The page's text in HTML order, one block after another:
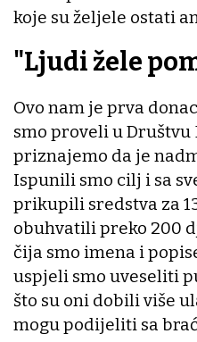
koje su željele ostati
"Ljudi žele
Ovo nam je prva
smo proveli u
priznajemo da je
Ispunili smo cilj i sa
prikupili sredstva za
obuhvatili preko 200
čija smo imena i
uspjeli smo uveseliti
što su oni dobili više
mogu podijeliti sa